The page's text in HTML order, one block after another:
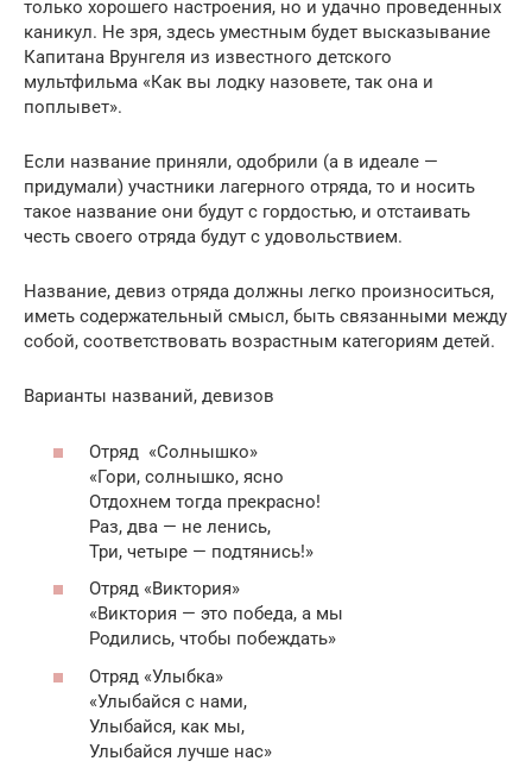
только хорошего настроения, но и удачно проведенных
каникул. Не зря, здесь уместным будет высказывание
Капитана Врунгеля из известного детского
мультфильма «Как вы лодку назовете, так она и
поплывет».
Если название приняли, одобрили (а в идеале —
придумали) участники лагерного отряда, то и носить
такое название они будут с гордостью, и отстаивать
честь своего отряда будут с удовольствием.
Название, девиз отряда должны легко произноситься,
иметь содержательный смысл, быть связанными между
собой, соответствовать возрастным категориям детей.
Варианты названий, девизов
Отряд «Солнышко»
«Гори, солнышко, ясно
Отдохнем тогда прекрасно!
Раз, два — не ленись,
Три, четыре — подтянись!»
Отряд «Виктория»
«Виктория — это победа, а мы
Родились, чтобы побеждать»
Отряд «Улыбка»
«Улыбайся с нами,
Улыбайся, как мы,
Улыбайся лучше нас»